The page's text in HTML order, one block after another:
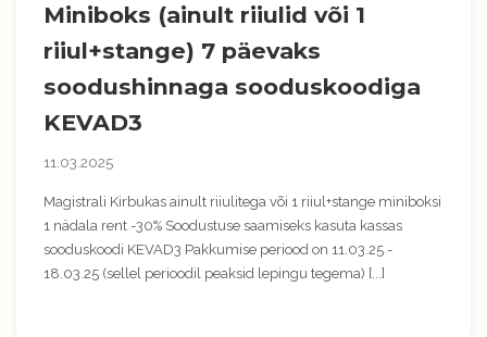
Miniboks (ainult riiulid või 1
riiul+stange) 7 päevaks
soodushinnaga sooduskoodiga
KEVAD3
11.03.2025
Magistrali Kirbukas ainult riiulitega või 1 riiul+stange miniboksi
1 nädala rent -30% Soodustuse saamiseks kasuta kassas
sooduskoodi KEVAD3 Pakkumise periood on 11.03.25 -
18.03.25 (sellel perioodil peaksid lepingu tegema) [...]